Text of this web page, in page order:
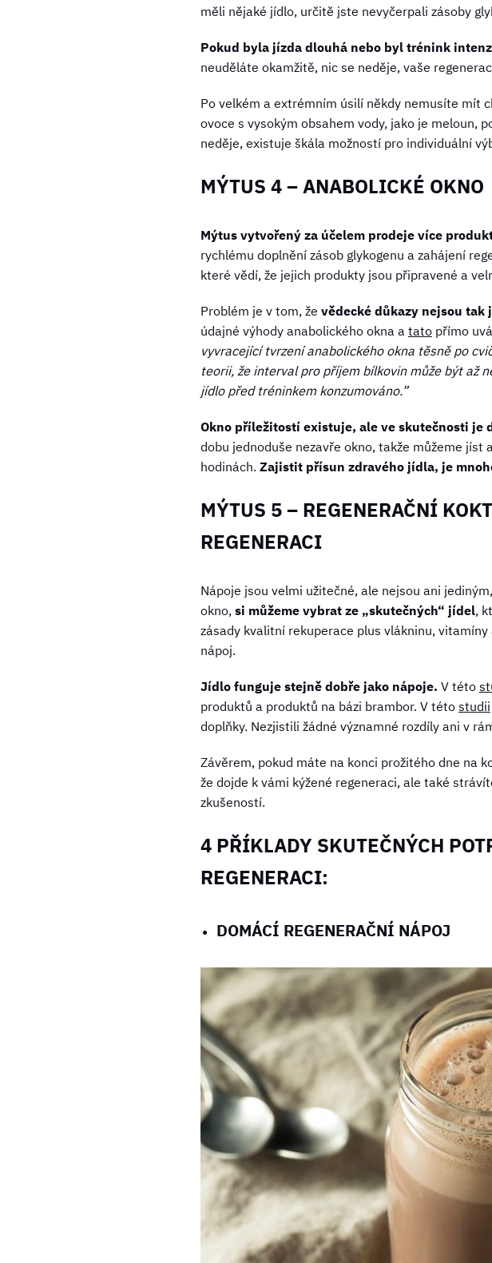
měli nějaké jídlo, určitě jste nevyčerpali zásoby
Pokud byla jízda dlouhá nebo byl trénink
neuděláte okamžitě, nic se neděje, vaše
Po velkém a extrémním úsilí někdy nemusíte mít
ovoce s vysokým obsahem vody, jako je meloun,
neděje, existuje škála možností pro individuální
MÝTUS 4 – ANABOLICKÉ OKNO
Mýtus vytvořený za účelem prodeje více
rychlému doplnění zásob glykogenu a zahájení
které vědí, že jejich produkty jsou připravené a
Problém je v tom, že vědecké důkazy nejsou tak
údajné výhody anabolického okna a tatopřímo
vyvracející tvrzení anabolického okna těsně po
teorii, že interval pro příjem bílkovin může být až
jídlo před tréninkem konzumováno.”
Okno příležitostí existuje, ale ve skutečnosti je
dobu jednoduše nezavře okno, takže můžeme
hodinách. Zajistit přísun zdravého jídla, je
MÝTUS 5 – REGENERAČNÍ
REGENERACI
Nápoje jsou velmi užitečné, ale nejsou ani
okno, si můžeme vybrat ze „skutečných“ jídel,
zásady kvalitní rekuperace plus vlákninu,
nápoj.
Jídlo funguje stejně dobře jako nápoje. V této
produktů a produktů na bázi brambor. V této studii
doplňky. Nezjistili žádné významné rozdíly ani v
Závěrem, pokud máte na konci prožitého dne na
že dojde k vámi kýžené regeneraci, ale také
zkušeností.
4 PŘÍKLADY SKUTEČNÝCH
REGENERACI:
DOMÁCÍ REGENERAČNÍ NÁPOJ